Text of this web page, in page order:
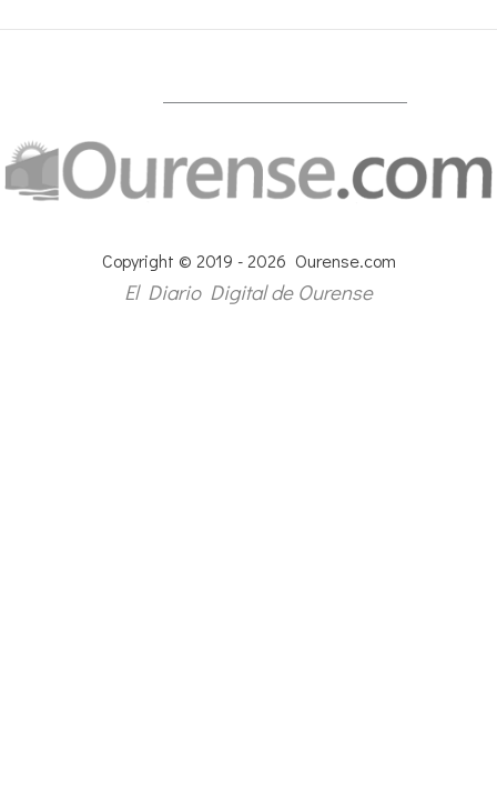
Copyright © 2019 - 2026 Ourense.com
El Diario Digital de Ourense